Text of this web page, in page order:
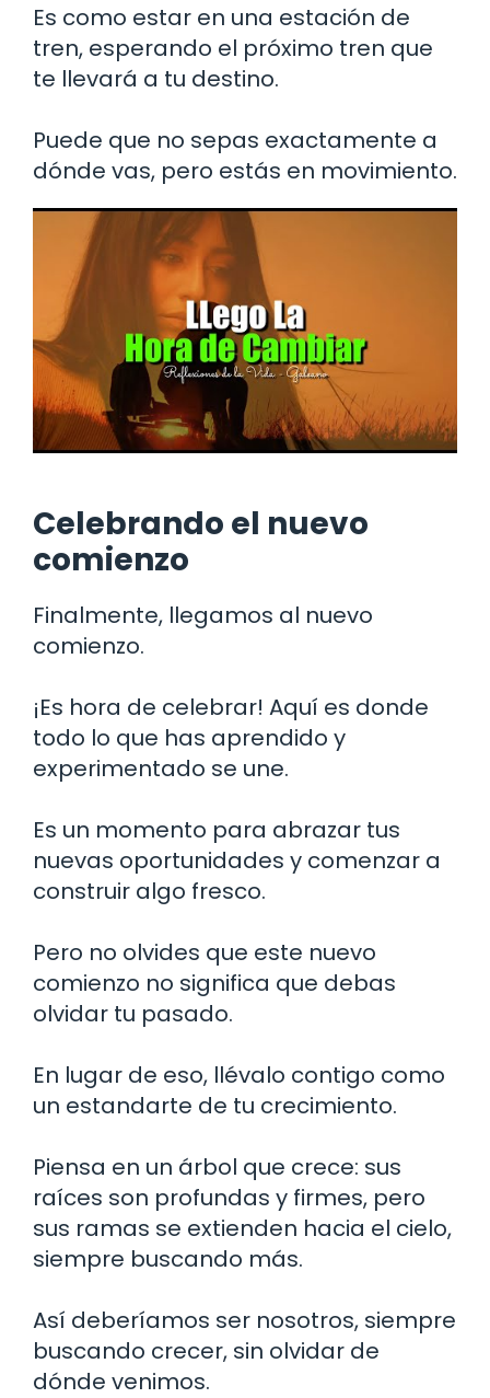
Es como estar en una estación de
tren, esperando el próximo tren que
te llevará a tu destino.
Puede que no sepas exactamente a
dónde vas, pero estás en movimiento.
Celebrando el nuevo
comienzo
Finalmente, llegamos al nuevo
comienzo.
¡Es hora de celebrar! Aquí es donde
todo lo que has aprendido y
experimentado se une.
Es un momento para abrazar tus
nuevas oportunidades y comenzar a
construir algo fresco.
Pero no olvides que este nuevo
comienzo no significa que debas
olvidar tu pasado.
En lugar de eso, llévalo contigo como
un estandarte de tu crecimiento.
Piensa en un árbol que crece: sus
raíces son profundas y firmes, pero
sus ramas se extienden hacia el cielo,
siempre buscando más.
Así deberíamos ser nosotros, siempre
buscando crecer, sin olvidar de
dónde venimos.